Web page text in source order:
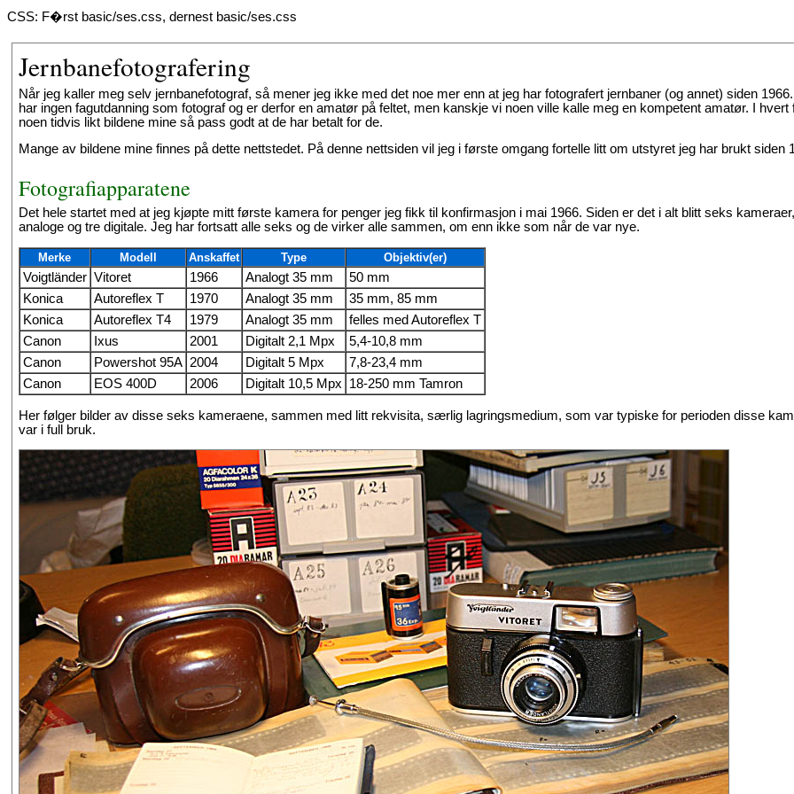
CSS: F�rst basic/ses.css, dernest basic/ses.css
Jernbanefotografering
Når jeg kaller meg selv jernbanefotograf, så mener jeg ikke med det noe mer enn at jeg har fotografert jernbaner (og annet) siden
har ingen fagutdanning som fotograf og er derfor en amatør på feltet, men kanskje vi noen ville kalle meg en kompetent amatør. I hvert
noen tidvis likt bildene mine så pass godt at de har betalt for de.
Mange av bildene mine finnes på dette nettstedet. På denne nettsiden vil jeg i første omgang fortelle litt om utstyret jeg har brukt siden
Fotografiapparatene
Det hele startet med at jeg kjøpte mitt første kamera for penger jeg fikk til konfirmasjon i mai 1966. Siden er det i alt blitt seks
analoge og tre digitale. Jeg har fortsatt alle seks og de virker alle sammen, om enn ikke som når de var nye.
Merke Modell Anskaffet Type Objektiv(er)
Voigtländer Vitoret 1966 Analogt 35 mm
50 mm
Konica
Autoreflex T 1970 Analogt 35 mm
35 mm, 85 mm
Konica
Autoreflex T4 1979 Analogt 35 mm
felles med Autoreflex T
Canon
Ixus 2001 Digitalt 2,1 Mpx
5,4-10,8 mm
Canon
Powershot 95A 2004 Digitalt 5 Mpx
7,8-23,4 mm
Canon
EOS 400D 2006 Digitalt 10,5 Mpx 18-250 mm Tamron
Her følger bilder av disse seks kameraene, sammen med litt rekvisita, særlig lagringsmedium, som var typiske for perioden disse
var i full bruk.